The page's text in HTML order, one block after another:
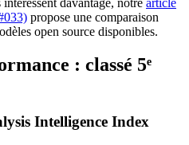
propose une comparaison
open source disponibles.
: classé 5ᵉ
Intelligence Index